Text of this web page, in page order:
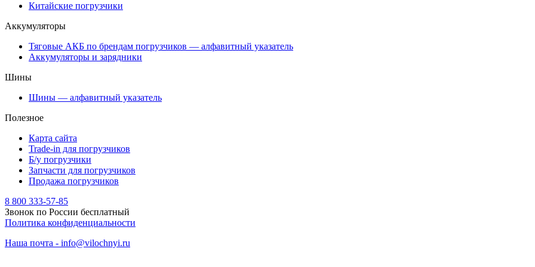
Китайские погрузчики
Аккумуляторы
Тяговые АКБ по брендам погрузчиков — алфавитный указатель
Аккумуляторы и зарядники
Шины
Шины — алфавитный указатель
Полезное
Карта сайта
Trade-in для погрузчиков
Б/у погрузчики
Запчасти для погрузчиков
Продажа погрузчиков
8 800 333-57-85
Звонок по России бесплатный
Политика конфиденциальности
Наша почта - info@vilochnyi.ru